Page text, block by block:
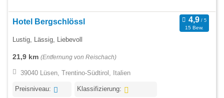
Hotel Bergschlössl
15 Bew.
Lustig, Lässig, Liebevoll
21,9 km (Entfernung von Reischach)
39040 Lüsen, Trentino-Südtirol, Italien
Preisniveau: Klassifizierung: